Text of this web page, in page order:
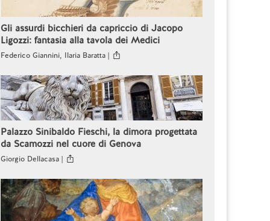
Gli assurdi bicchieri da capriccio di Jacopo
Ligozzi: fantasia alla tavola dei Medici
Federico Giannini, Ilaria Baratta |
Palazzo Sinibaldo Fieschi, la dimora progettata
da Scamozzi nel cuore di Genova
Giorgio Dellacasa |